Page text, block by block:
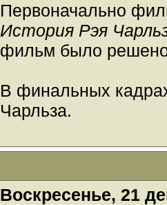
Первоначально
История Рэя
фильм было
В финальных
Чарльза.
Воскресенье, 21